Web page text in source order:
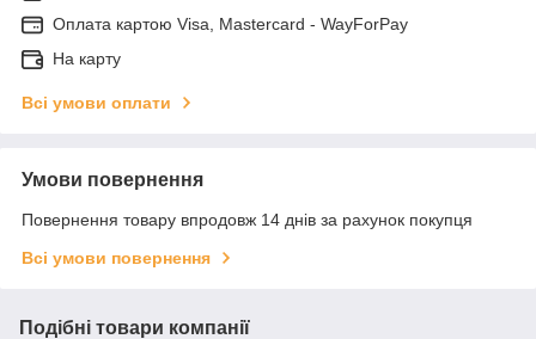
Оплата картою Visa, Mastercard - WayForPay
На карту
Всі умови оплати
Умови повернення
Повернення товару впродовж 14 днів за рахунок покупця
Всі умови повернення
Подібні товари компанії